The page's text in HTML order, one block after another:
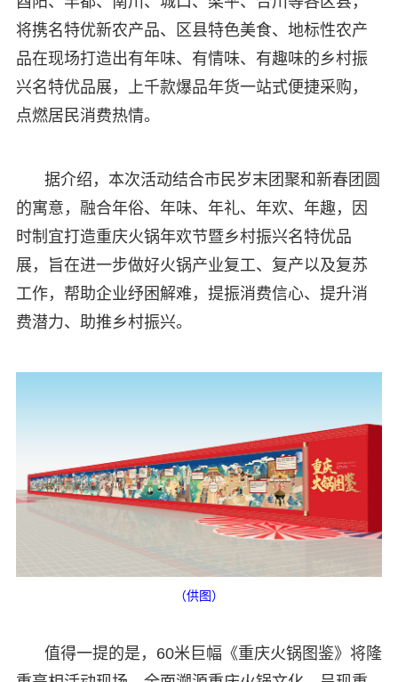
将携名特优新农产品、区县特色美食、地标性农产
品在现场打造出有年味、有情味、有趣味的乡村振
兴名特优品展，上千款爆品年货一站式便捷采购，
点燃居民消费热情。
据介绍，本次活动结合市民岁末团聚和新春团圆
的寓意，融合年俗、年味、年礼、年欢、年趣，因
时制宜打造重庆火锅年欢节暨乡村振兴名特优品
展，旨在进一步做好火锅产业复工、复产以及复苏
工作，帮助企业纾困解难，提振消费信心、提升消
费潜力、助推乡村振兴。
（供图）
值得一提的是，60米巨幅《重庆火锅图鉴》将隆